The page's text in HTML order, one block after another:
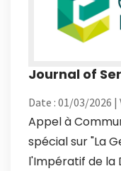
Journal of
Date : 01/03/2026 |
Appel à
spécial sur "La
l'Impératif de la